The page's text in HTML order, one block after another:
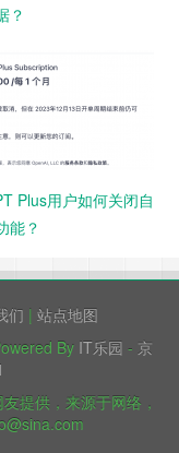
？
Plus用户如何关闭自
能？
们 | 站点地图
By IT乐园 - 京
提供，来源于网络，